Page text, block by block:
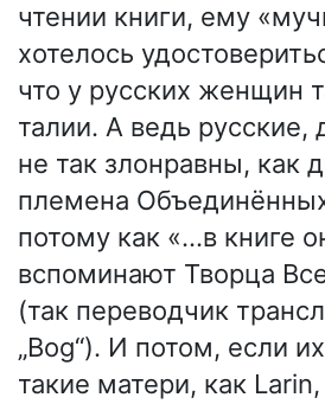
чтении книги, ему
хотелось
что у русских женщин
талии. А ведь
не так злонравны, как
племена
потому как «…в книге
вспоминают Творца
(так переводчик
„Bog“). И потом, если
такие матери, как